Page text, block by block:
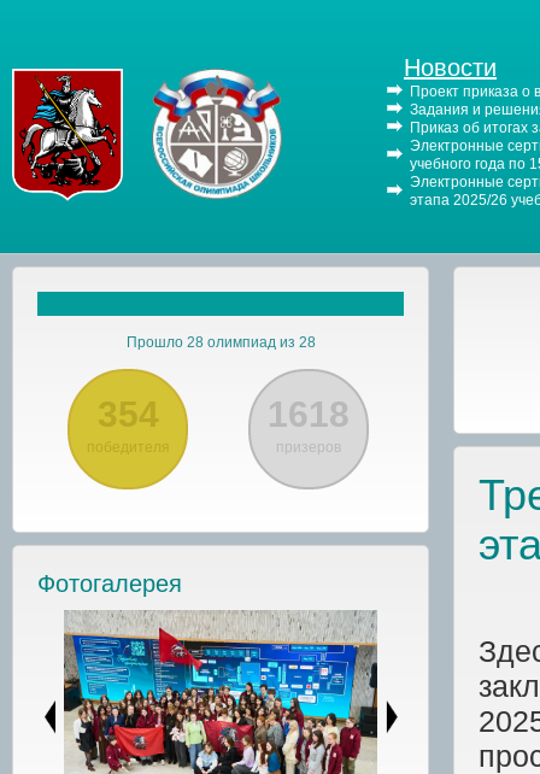
Новости
Проект приказа о
Задания и
Приказ об итогах
Электронные
учебного года по
Электронные
этапа 2025/26
Прошло 28 олимпиад из 28
354
победителя
1618
призеров
Фотогалерея